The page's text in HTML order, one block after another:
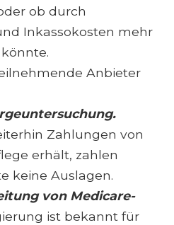
ob durch
Inkassokosten mehr
Anbieter
Zahlungen von
erhält, zahlen
keine Auslagen.
von Medicare-
ist bekannt für